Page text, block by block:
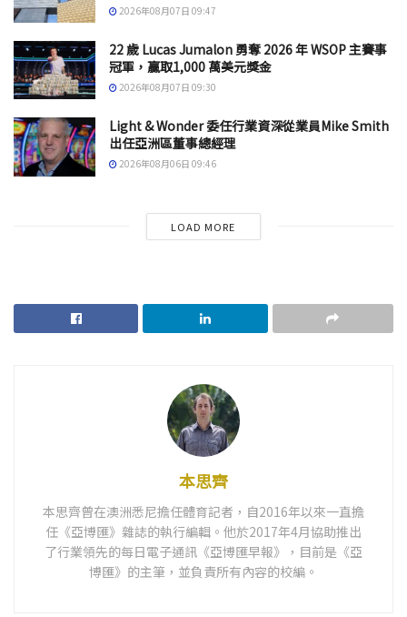
2026年08月07日 09:47
22 歲 Lucas Jumalon 勇奪 2026 年 WSOP 主賽事
冠軍，贏取1,000 萬美元獎金
2026年08月07日 09:30
Light & Wonder 委任行業資深從業員Mike Smith
出任亞洲區董事總經理
2026年08月06日 09:46
LOAD MORE
本思齊
本思齊曾在澳洲悉尼擔任體育記者，自2016年以來一直擔
任《亞博匯》雜誌的執行編輯。他於2017年4月協助推出
了行業領先的每日電子通訊《亞博匯早報》，目前是《亞
博匯》的主筆，並負責所有內容的校編。